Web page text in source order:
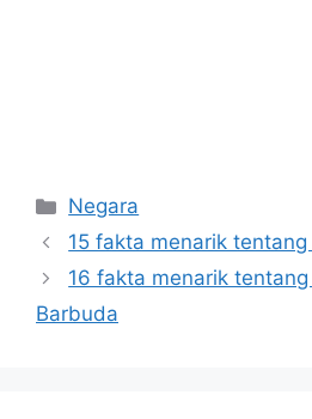
Kategori
Negara
15 fakta menarik tentang
16 fakta menarik
Barbuda